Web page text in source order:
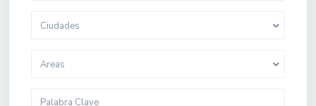
Ciudades
Areas